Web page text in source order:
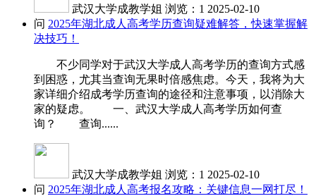
武汉大学成教学姐 浏览：1 2025-02-10
问 2025年湖北成人高考学历查询疑难解答，快速掌握解
决技巧！
不少同学对于武汉大学成人高考学历的查询方式感
到困惑，尤其当查询无果时倍感焦虑。今天，我将为大
家详细介绍成考学历查询的途径和注意事项，以消除大
家的疑虑。 一、武汉大学成人高考学历如何查
询？ 查询......
武汉大学成教学姐 浏览：1 2025-02-10
问 2025年湖北成人高考报名攻略：关键信息一网打尽！